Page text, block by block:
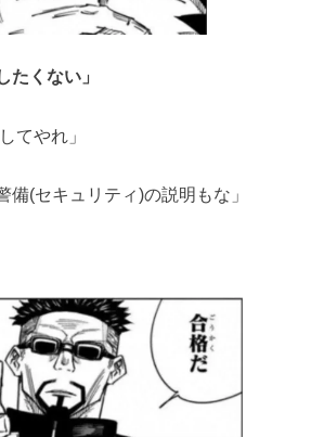
たくない」
てやれ」
備(セキュリティ)の説明もな」